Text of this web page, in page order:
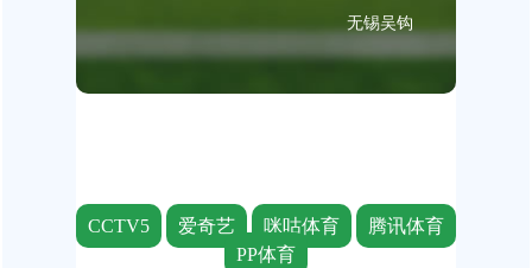
无锡吴钩
CCTV5 爱奇艺 咪咕体育
腾讯体育
PP体育